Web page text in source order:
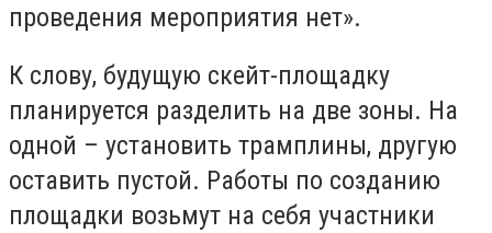
проведения мероприятия нет».
К слову, будущую скейт-площадку
планируется разделить на две зоны. На
одной – установить трамплины, другую
оставить пустой. Работы по созданию
площадки возьмут на себя участники